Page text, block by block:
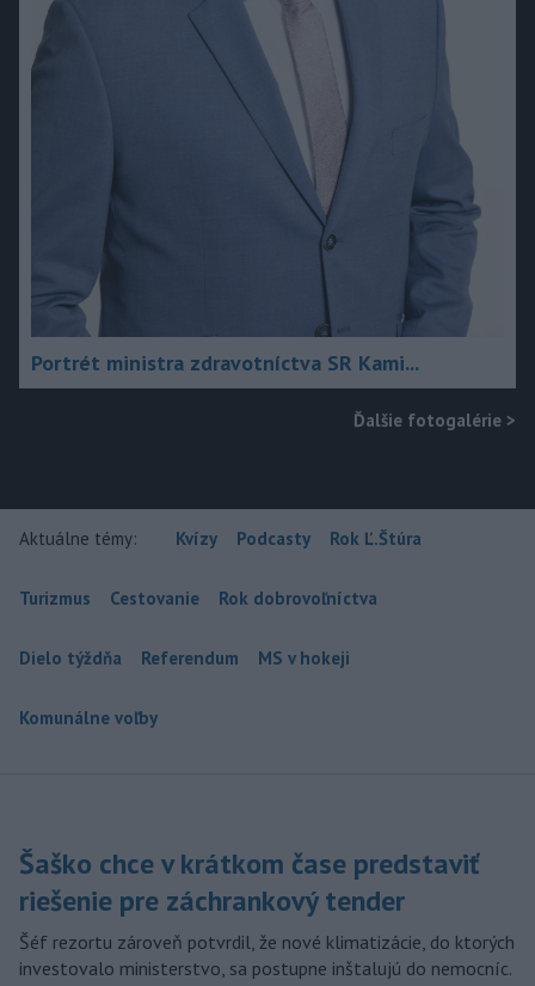
Portrét ministra zdravotníctva SR Kami...
Ďalšie fotogalérie >
Aktuálne témy: Kvízy Podcasty Rok Ľ.Štúra
Turizmus Cestovanie Rok dobrovoľníctva
Dielo týždňa Referendum MS v hokeji
Komunálne voľby
Šaško chce v krátkom čase predstaviť
riešenie pre záchrankový tender
Šéf rezortu zároveň potvrdil, že nové klimatizácie, do ktorých
investovalo ministerstvo, sa postupne inštalujú do nemocníc.